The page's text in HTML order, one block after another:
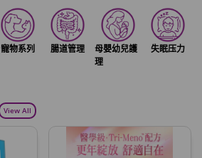
寵物系列 腸道管理
母嬰幼兒護
理
失眠压力
View All